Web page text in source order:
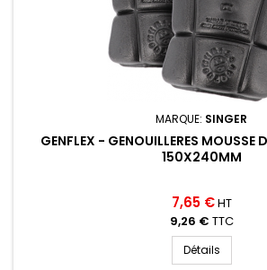
MARQUE: SINGER
GENFLEX - GENOUILLERES MOUSSE
150X240MM
7,65 €HT
9,26 € TTC
Détails